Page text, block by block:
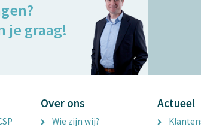
je graag!
Over ons
Wie zijn wij?
Actueel